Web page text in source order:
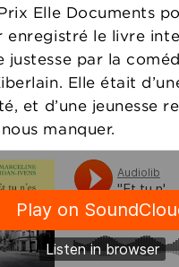
Elle Documents
enregistré le livre
justesse par la
Elle était
et d’une jeunesse
manquer.